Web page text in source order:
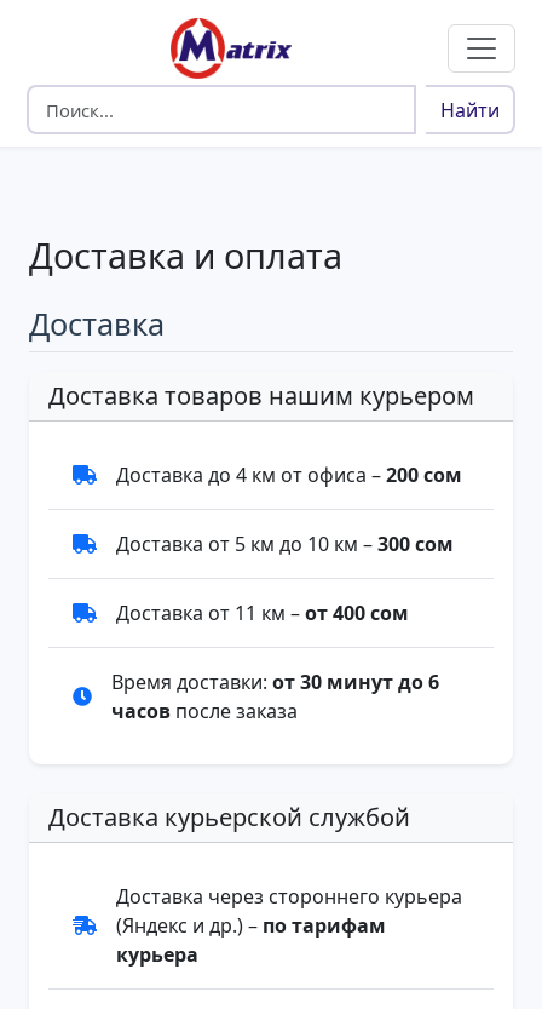
Найти
Доставка и оплата
Доставка
Доставка товаров нашим курьером
Доставка до 4 км от офиса –200 сом
Доставка от 5 км до 10 км –300 сом
Доставка от 11 км –от 400 сом
Время доставки: от 30 минут до 6
часов после заказа
Доставка курьерской службой
Доставка через стороннего курьера
(Яндекс и др.) – по тарифам
курьера